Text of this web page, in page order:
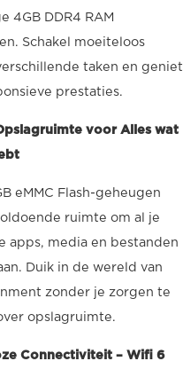
4GB DDR4 RAM
Schakel moeiteloos
taken en geniet
prestaties.
voor Alles wat
eMMC Flash-geheugen
ruimte om al je
apps, media en bestanden
Duik in de wereld van
zonder je zorgen te
opslagruimte.
Connectiviteit – Wifi 6